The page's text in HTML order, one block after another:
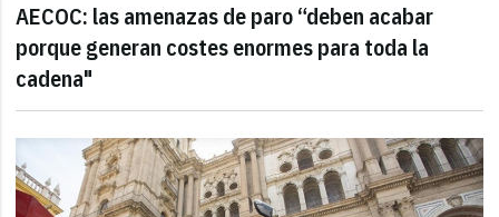
AECOC: las amenazas de paro “deben acabar
porque generan costes enormes para toda la
cadena"